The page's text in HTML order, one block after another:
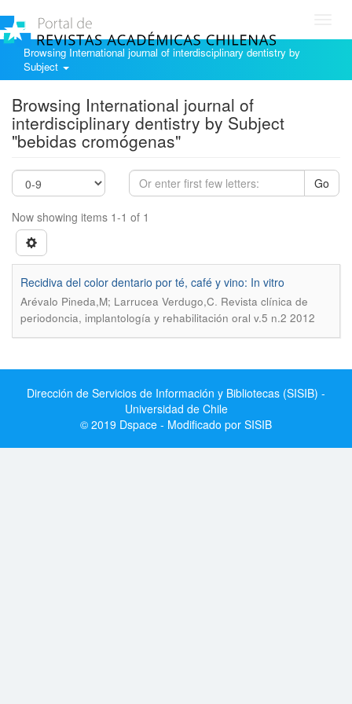
Browsing International journal of interdisciplinary dentistry by
Subject
Browsing International journal of
interdisciplinary dentistry by Subject
"bebidas cromógenas"
Go
Now showing items 1-1 of 1
Recidiva del color dentario por té, café y vino: In vitro
Arévalo Pineda,M; Larrucea Verdugo,C. Revista clínica de
periodoncia, implantología y rehabilitación oral v.5 n.2 2012
Dirección de Servicios de Información y Bibliotecas (SISIB) -
Universidad de Chile
© 2019 Dspace - Modificado por SISIB